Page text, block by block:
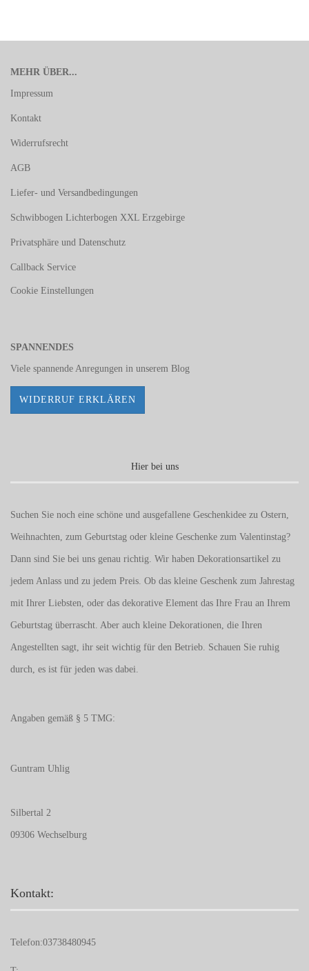
MEHR ÜBER...
Impressum
Kontakt
Widerrufsrecht
AGB
Liefer- und Versandbedingungen
Schwibbogen Lichterbogen XXL Erzgebirge
Privatsphäre und Datenschutz
Callback Service
Cookie Einstellungen
SPANNENDES
Viele spannende Anregungen in unserem Blog
WIDERRUF ERKLÄREN
Hier bei uns
Suchen Sie noch eine schöne und ausgefallene Geschenkidee zu Ostern,
Weihnachten, zum Geburtstag oder kleine Geschenke zum Valentinstag?
Dann sind Sie bei uns genau richtig. Wir haben Dekorationsartikel zu
jedem Anlass und zu jedem Preis. Ob das kleine Geschenk zum Jahrestag
mit Ihrer Liebsten, oder das dekorative Element das Ihre Frau an Ihrem
Geburtstag überrascht. Aber auch kleine Dekorationen, die Ihren
Angestellten sagt, ihr seit wichtig für den Betrieb. Schauen Sie ruhig
durch, es ist für jeden was dabei.
Angaben gemäß § 5 TMG:
Guntram Uhlig
Silbertal 2
09306 Wechselburg
Kontakt:
Telefon:03738480945